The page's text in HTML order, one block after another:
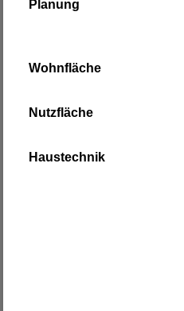
Planung
Wohnfläche
Nutzfläche
Haustechnik